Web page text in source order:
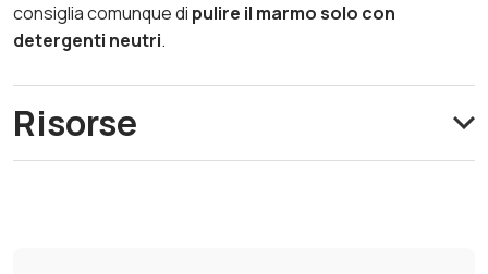
consiglia comunque di pulire il marmo solo con
detergenti neutri.
Risorse